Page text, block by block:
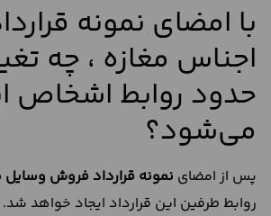
با امضای نمونه
اجناس مغازه ، چه
حدود روابط اشخاص
می‌شود؟
پس از امضای نمونه قراردادفروش وسایل
روابط طرفین این قرارداد ایجاد خواهد